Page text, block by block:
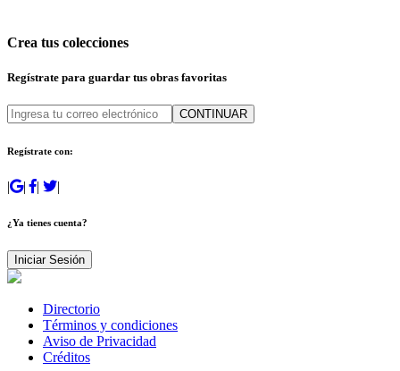
Crea tus colecciones
Regístrate para guardar tus obras favoritas
CONTINUAR
Regístrate con:
| | | |
¿Ya tienes cuenta?
Iniciar Sesión
Directorio
Términos y condiciones
Aviso de Privacidad
Créditos